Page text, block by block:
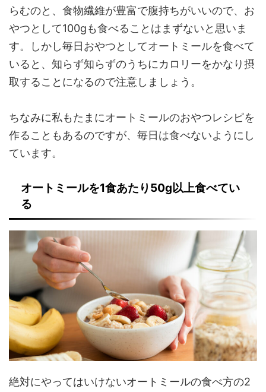
らむのと、食物繊維が豊富で腹持ちがいいので、お
やつとして100gも食べることはまずないと思いま
す。しかし毎日おやつとしてオートミールを食べて
いると、知らず知らずのうちにカロリーをかなり摂
取することになるので注意しましょう。
ちなみに私もたまにオートミールのおやつレシピを
作ることもあるのですが、毎日は食べないようにし
ています。
オートミールを1食あたり50g以上食べてい
る
絶対にやってはいけないオートミールの食べ方の2